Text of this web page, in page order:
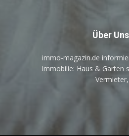
Über Uns
immo-magazin.de
Immobilie: Haus & Garten